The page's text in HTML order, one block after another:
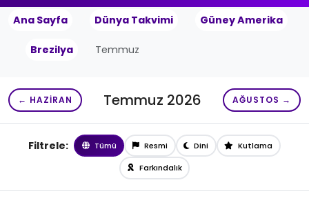
Ana Sayfa Dünya Takvimi Güney Amerika
Brezilya Temmuz
← HAZIRAN Temmuz 2026 AĞUSTOS →
Filtrele: Tümü Resmi Dini Kutlama
Farkındalık